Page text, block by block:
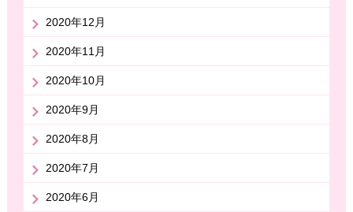
2020年12月
2020年11月
2020年10月
2020年9月
2020年8月
2020年7月
2020年6月